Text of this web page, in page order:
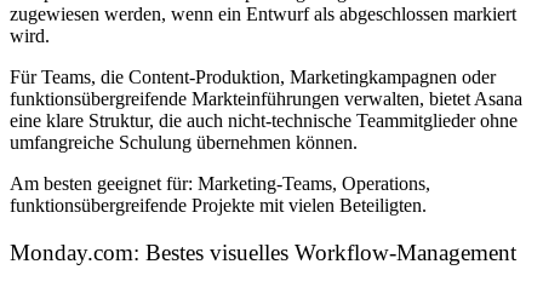
zugewiesen werden, wenn ein Entwurf als abgeschlossen markiert
wird.
Für Teams, die Content-Produktion, Marketingkampagnen oder
funktionsübergreifende Markteinführungen verwalten, bietet Asana
eine klare Struktur, die auch nicht-technische Teammitglieder ohne
umfangreiche Schulung übernehmen können.
Am besten geeignet für: Marketing-Teams, Operations,
funktionsübergreifende Projekte mit vielen Beteiligten.
Monday.com: Bestes visuelles Workflow-Management